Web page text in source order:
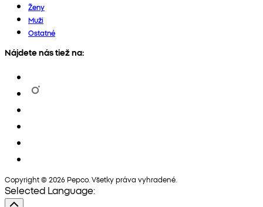
Ženy
Muži
Ostatné
Nájdete nás tiež na:
Copyright © 2026 Pepco. Všetky práva vyhradené.
Selected Language: